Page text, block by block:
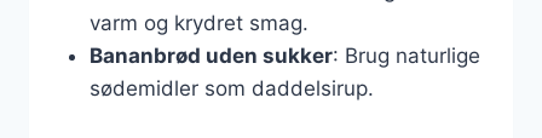
varm og krydret smag.
Bananbrød uden sukker: Brug naturlige
sødemidler som daddelsirup.